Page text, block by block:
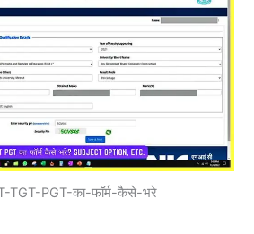
TGT-PGT-का-फॉर्म-कैसे-भरे